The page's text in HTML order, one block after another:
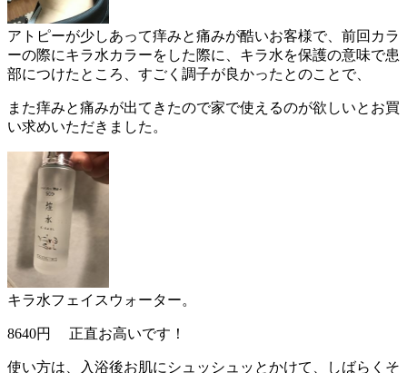
アトピーが少しあって痒みと痛みが酷いお客様で、前回カラ
ーの際にキラ水カラーをした際に、キラ水を保護の意味で患
部につけたところ、すごく調子が良かったとのことで、
また痒みと痛みが出てきたので家で使えるのが欲しいとお買
い求めいただきました。
キラ水フェイスウォーター。
8640円 正直お高いです！
使い方は、入浴後お肌にシュッシュッとかけて、しばらくそ